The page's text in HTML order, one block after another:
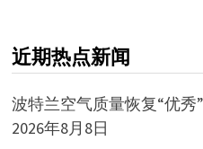
近期热点新闻
波特兰空气质量恢复“优
2026年8月8日